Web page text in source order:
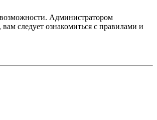
Администратором
следует ознакомиться с правилами и